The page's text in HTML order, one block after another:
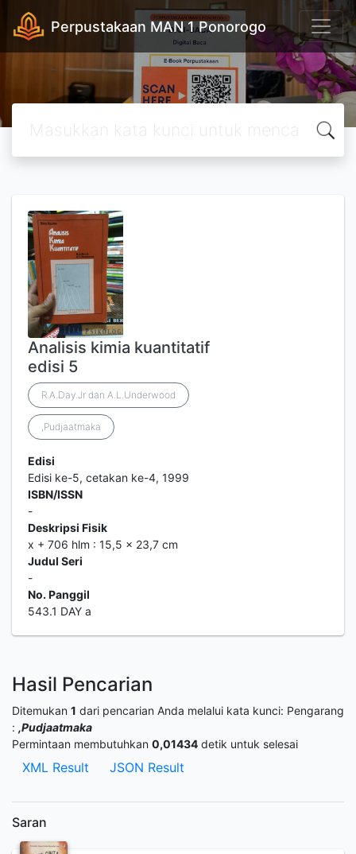
Perpustakaan MAN 1 Ponorogo
Analisis kimia kuantitatif
edisi 5
R.A.Day.Jr dan A.L.Underwood
,Pudjaatmaka
Edisi
Edisi ke-5, cetakan ke-4, 1999
ISBN/ISSN
-
Deskripsi Fisik
x + 706 hlm : 15,5 x 23,7 cm
Judul Seri
-
No. Panggil
543.1 DAY a
Hasil Pencarian
Ditemukan 1 dari pencarian Anda melalui kata kunci: Pengarang
: ,Pudjaatmaka
Permintaan membutuhkan 0,01434 detik untuk selesai
XML Result JSON Result
Saran